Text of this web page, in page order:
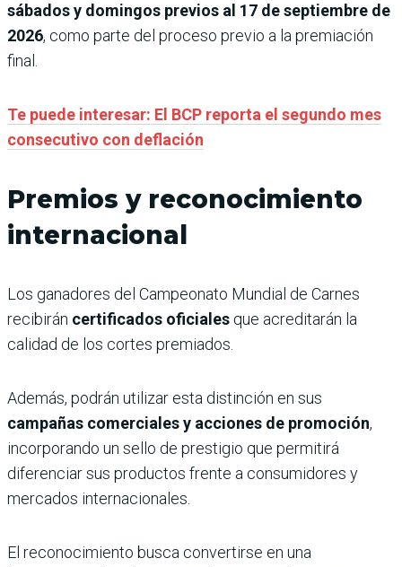
sábados y domingos previos al 17 de septiembre de
2026, como parte del proceso previo a la premiación
final.
Te puede interesar: El BCP reporta el segundo mes
consecutivo con deflación
Premios y reconocimiento
internacional
Los ganadores del Campeonato Mundial de Carnes
recibirán certificados oficiales que acreditarán la
calidad de los cortes premiados.
Además, podrán utilizar esta distinción en sus
campañas comerciales y acciones de promoción,
incorporando un sello de prestigio que permitirá
diferenciar sus productos frente a consumidores y
mercados internacionales.
El reconocimiento busca convertirse en una